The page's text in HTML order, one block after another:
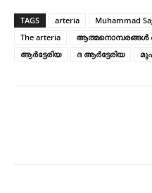
TAGS arteria Muhammad
The arteria
ആത്മനൊമ്പരങ്ങൾ
ആർട്ടേരിയ
ദ ആര്‍ട്ടേരിയ